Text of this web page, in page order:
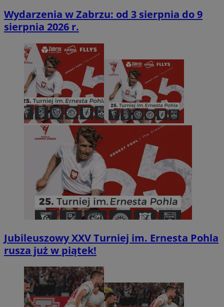
Wydarzenia w Zabrzu: od 3 sierpnia do 9
sierpnia 2026 r.
Jubileuszowy XXV Turniej im. Ernesta Pohla
rusza już w piątek!